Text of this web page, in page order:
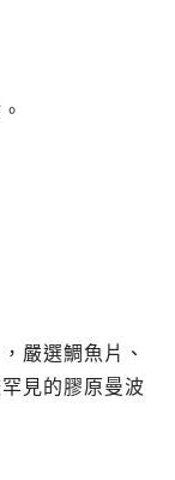
嚴選鯛魚片、
見的膠原曼波